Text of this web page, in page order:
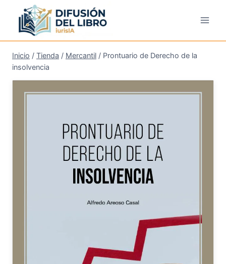
contenido
Inicio / Tienda / Mercantil / Prontuario de Derecho de la
insolvencia
¡Oferta!